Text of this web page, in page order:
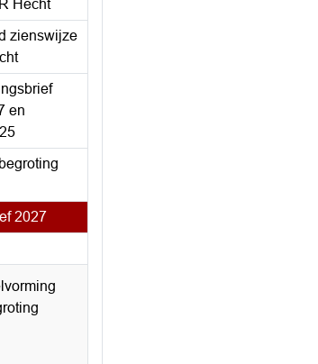
Hecht
zienswijze
en
2027